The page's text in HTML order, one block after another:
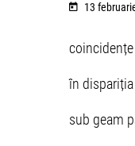
13
în
sub geam